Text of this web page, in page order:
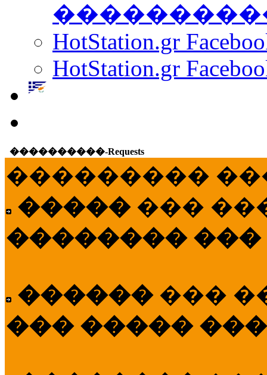
HotStation.gr
HotStation.gr
����������-Requests
���������
����� ���
�������� ���
������ ���
��� �����